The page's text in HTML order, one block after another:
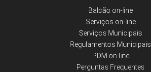
Balcão on-line
Serviços on-line
Serviços Municipais
Regulamentos Municipais
PDM on-line
Perguntas Frequentes